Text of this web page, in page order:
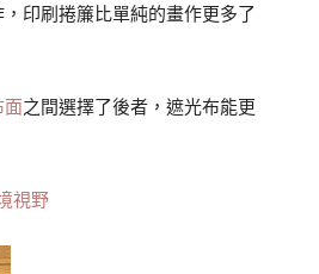
印刷捲簾比單純的畫作更多了
面之間選擇了後者，遮光布能更
視野